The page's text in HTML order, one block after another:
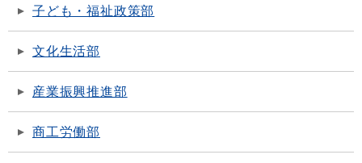
子ども・福祉政策部
文化生活部
産業振興推進部
商工労働部